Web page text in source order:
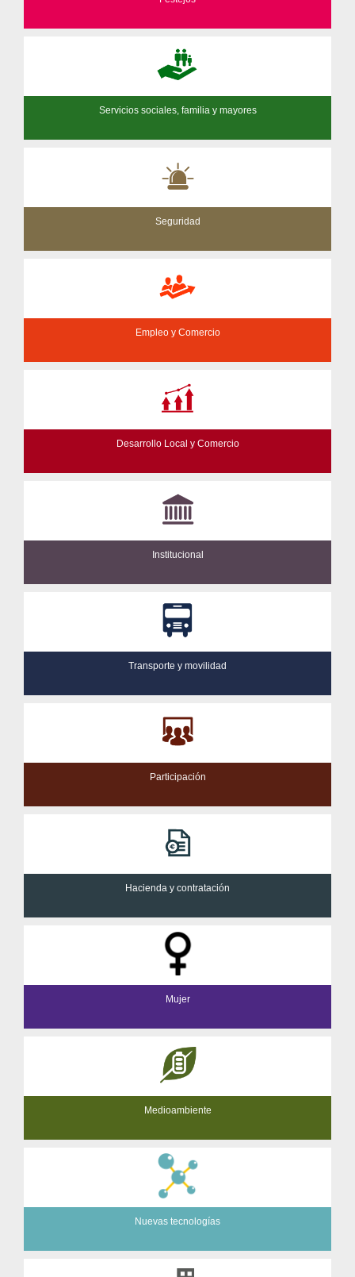
Servicios sociales, familia y mayores
Seguridad
Empleo y Comercio
Desarrollo Local y Comercio
Institucional
Transporte y movilidad
Participación
Hacienda y contratación
Mujer
Medioambiente
Nuevas tecnologías